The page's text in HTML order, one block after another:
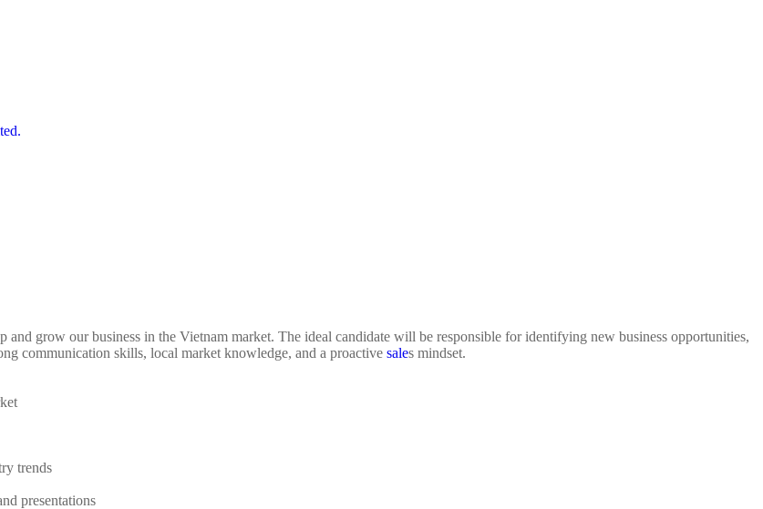
grow our business in the Vietnam market. The ideal candidate will be responsible for identifying new business opportunities,
communication skills, local market knowledge, and a proactive sales mindset.
trends
presentations